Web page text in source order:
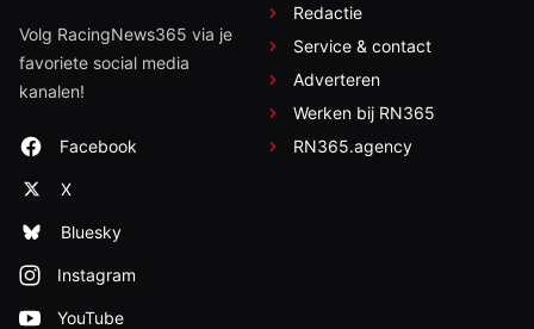
Volg RacingNews365 via je
favoriete social media
kanalen!
Facebook
X
Bluesky
Instagram
YouTube
Redactie
Service & contact
Adverteren
Werken bij RN365
RN365.agency